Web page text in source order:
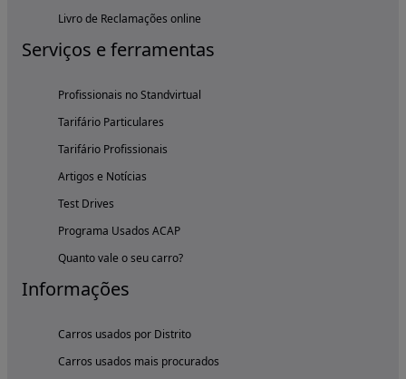
Livro de Reclamações online
Serviços e ferramentas
Profissionais no Standvirtual
Tarifário Particulares
Tarifário Profissionais
Artigos e Notícias
Test Drives
Programa Usados ACAP
Quanto vale o seu carro?
Informações
Carros usados por Distrito
Carros usados mais procurados